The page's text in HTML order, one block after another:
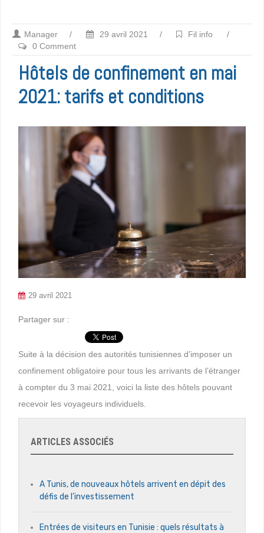
Manager / 29 avril 2021 / Fil info
/
0 Comment
Hôtels de confinement en mai
2021: tarifs et conditions
29 avril 2021
Partager sur :
Suite à la décision des autorités tunisiennes d’imposer un
confinement obligatoire pour tous les arrivants de l’étranger
à compter du 3 mai 2021, voici la liste des hôtels pouvant
recevoir les voyageurs individuels.
ARTICLES ASSOCIÉS
A Tunis, de nouveaux hôtels arrivent en dépit des
défis de l’investissement
Entrées de visiteurs en Tunisie : quels résultats à